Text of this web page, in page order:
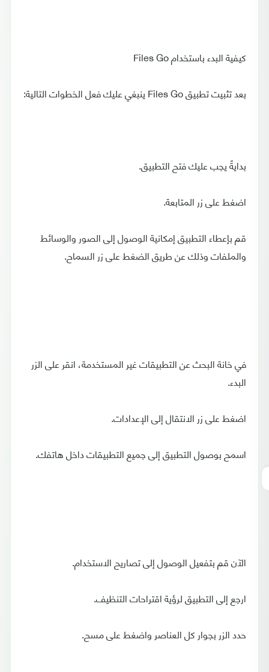
كيفية البدء باستخدام Files Go
بعد تثبيت تطبيق Files Go ينبغي عليك فعل الخطوات التالية:
بدايةً يجب عليك فتح التطبيق.
اضغط على زر المتابعة.
قم بإعطاء التطبيق إمكانية الوصول إلى الصور والوسائط
والملفات وذلك عن طريق الضغط على زر السماح.
في خانة البحث عن التطبيقات غير المستخدمة، انقر على الزر
البدء.
اضغط على زر الانتقال إلى الإعدادات.
اسمح بوصول التطبيق إلى جميع التطبيقات داخل هاتفك.
الآن قم بتفعيل الوصول إلى تصاريح الاستخدام.
ارجع إلى التطبيق لرؤية اقتراحات التنظيف.
حدد الزر بجوار كل العناصر واضغط على مسح.